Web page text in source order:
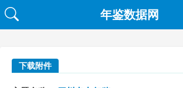
年鉴数据网
下载附件